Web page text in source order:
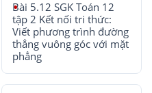
Bài 5.12 SGK Toán 12
tập 2 Kết nối tri thức:
Viết phương trình đường
thẳng vuông góc với mặt
phẳng